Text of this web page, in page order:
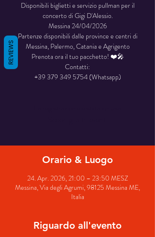
Disponibili biglietti e servizio pullman per il
concerto di Gigi D'Alessio.
Messina 24/04/2026
Partenze disponibili dalle province e centri di
Messina, Palermo, Catania e Agrigento
Prenota ora il tuo pacchetto! ❤️🎤
Contatti:
+39 379 349 5754 (Whatsapp)
Orario & Luogo
24. Apr. 2026, 21:00 – 23:50 MESZ
Messina, Via degli Agrumi, 98125 Messina ME,
Italia
Riguardo all'evento
REVIEWS